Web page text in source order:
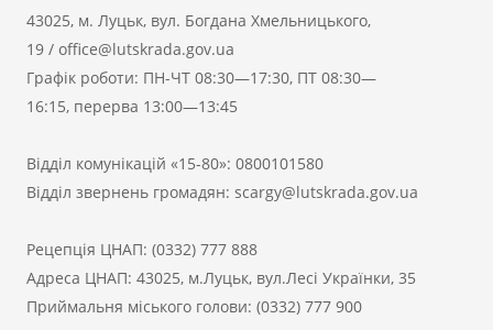
43025, м. Луцьк, вул. Богдана Хмельницького,
19 / office@lutskrada.gov.ua
Графік роботи: ПН-ЧТ 08:30—17:30, ПТ 08:30—
16:15, перерва 13:00—13:45
Відділ комунікацій «15-80»: 0800101580
Відділ звернень громадян: scargy@lutskrada.gov.ua
Рецепція ЦНАП: (0332) 777 888
Адреса ЦНАП: 43025, м.Луцьк, вул.Лесі Українки, 35
Приймальня міського голови: (0332) 777 900